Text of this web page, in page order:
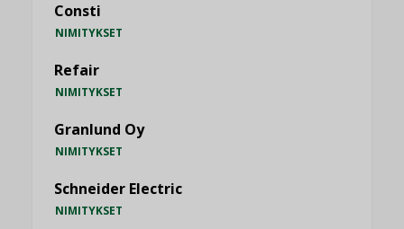
Consti
NIMITYKSET
Refair
NIMITYKSET
Granlund Oy
NIMITYKSET
Schneider Electric
NIMITYKSET